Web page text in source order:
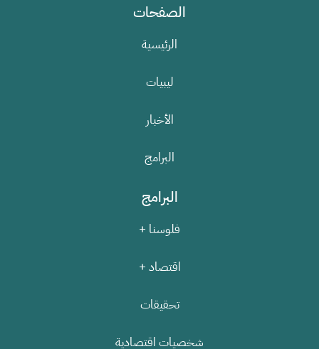
الصفحات
الرئيسية
ليبيات
الأخبار
البرامج
البرامج
فلوسنا +
اقتصاد +
تحقيقات
شخصيات اقتصادية